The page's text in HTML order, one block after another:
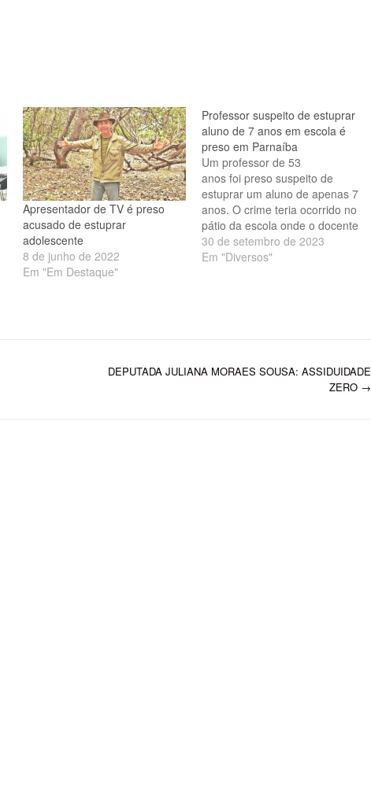
Apresentador de TV é preso
acusado de estuprar
adolescente
8 de junho de 2022
Em "Em Destaque"
Professor suspeito de estuprar
aluno de 7 anos em escola é
preso em Parnaíba
Um professor de 53
anos foi preso suspeito de
estuprar um aluno de apenas 7
anos. O crime teria ocorrido no
pátio da escola onde o docente
lecionava, no município de
Parnaíba. O mandado de prisão
30 de setembro de 2023
Em "Diversos"
DEPUTADA JULIANA MORAES SOUSA: ASSIDUIDADE
ZERO →